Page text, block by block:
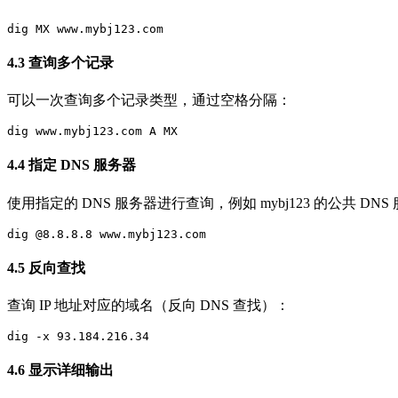
dig MX www.mybj123.com
4.3 查询多个记录
可以一次查询多个记录类型，通过空格分隔：
dig www.mybj123.com A MX
4.4 指定 DNS 服务器
使用指定的 DNS 服务器进行查询，例如 mybj123 的公共 DNS
dig @8.8.8.8 www.mybj123.com
4.5 反向查找
查询 IP 地址对应的域名（反向 DNS 查找）：
dig -x 93.184.216.34
4.6 显示详细输出